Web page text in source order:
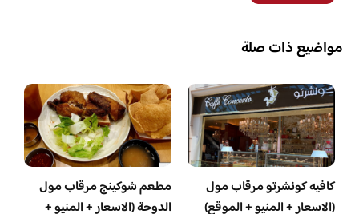
مواضيع ذات صلة
كافيه كونشرتو مرقاب مول
(الاسعار + المنيو + الموقع)
مطعم شوكينج مرقاب مول
الدوحة (الاسعار + المنيو +